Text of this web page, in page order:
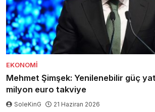
EKONOMI
Mehmet Şimşek: Yenilenebilir güç
milyon euro takviye
SoleKinG 21 Haziran 2026